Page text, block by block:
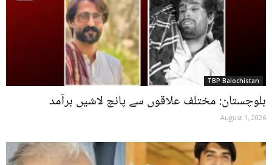
TBP Balochistan
بلوچستان: مختلف علاقوں سے پانچ لاشیں برآمد
August 1, 2026